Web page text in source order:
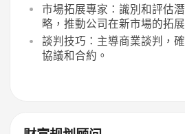
市場拓展專家：識別和評估
略，推動公司在新市場的拓展
談判技巧：主導商業談判，
協議和合約。